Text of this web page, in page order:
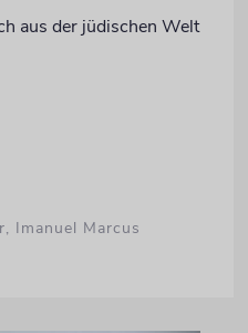
aus der jüdischen Welt
Imanuel Marcus